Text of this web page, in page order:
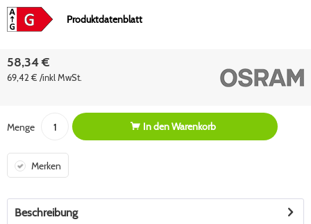
Produktdatenblatt
58,34 €
69,42 € /inkl MwSt.
Menge In denWarenkorb
Merken
Beschreibung